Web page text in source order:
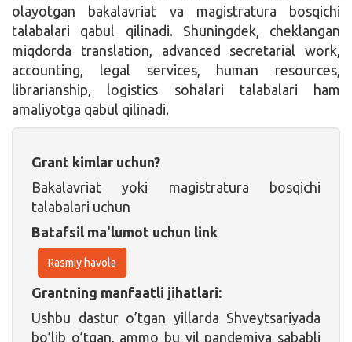
olayotgan bakalavriat va magistratura bosqichi
talabalari qabul qilinadi. Shuningdek, cheklangan
miqdorda translation, advanced secretarial work,
accounting, legal services, human resources,
librarianship, logistics sohalari talabalari ham
amaliyotga qabul qilinadi.
Grant kimlar uchun?
Bakalavriat yoki magistratura bosqichi
talabalari uchun
Batafsil ma'lumot uchun link
Rasmiy havola
Grantning manfaatli jihatlari:
Ushbu dastur o’tgan yillarda Shveytsariyada
bo’lib o’tgan, ammo bu yil pandemiya sababli